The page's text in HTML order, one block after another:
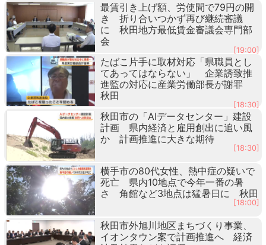
最賃引き上げ額、労使間で79円の開
き 折り合いつかず再び継続審議
に 秋田地方最低賃金審議会専門部
会
[19:00]
たばこ片手に取材対応「県職員とし
てあってはならない」 企業誘致推
進監の対応に産業労働部長が謝罪
秋田
[18:30]
秋田市の「AIデータセンター」建設
計画 県内経済と雇用創出に追い風
か 計画推進に大きな期待
[18:30]
横手市の80代女性、熱中症の疑いで
死亡 県内10地点で今年一番の暑
さ 角館など3地点は猛暑日に 秋田
[18:00]
秋田市外旭川地区まちづくり事業、
イオンタウン案で計画推進へ 経済